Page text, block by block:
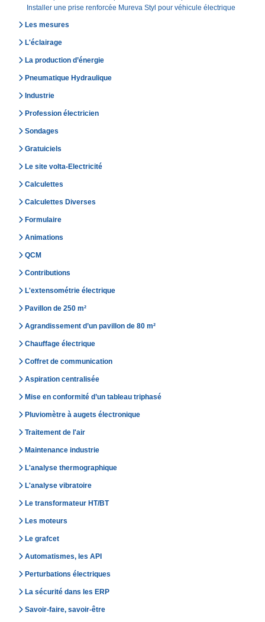
Installer une prise renforcée Mureva Styl pour véhicule électrique
Les mesures
L'éclairage
La production d’énergie
Pneumatique Hydraulique
Industrie
Profession électricien
Sondages
Gratuiciels
Le site volta-Electricité
Calculettes
Calculettes Diverses
Formulaire
Animations
QCM
Contributions
L'extensométrie électrique
Pavillon de 250 m²
Agrandissement d’un pavillon de 80 m²
Chauffage électrique
Coffret de communication
Aspiration centralisée
Mise en conformité d’un tableau triphasé
Pluviomètre à augets électronique
Traitement de l'air
Maintenance industrie
L'analyse thermographique
L'analyse vibratoire
Le transformateur HT/BT
Les moteurs
Le grafcet
Automatismes, les API
Perturbations électriques
La sécurité dans les ERP
Savoir-faire, savoir-être